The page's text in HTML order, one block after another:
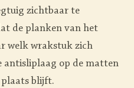
zichtbaar te
de planken van het
welk wrakstuk zich
antisliplaag op de matten
blijft.